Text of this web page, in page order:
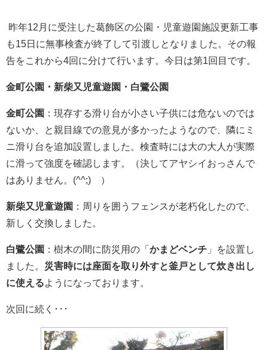
昨年12月に受注した葛飾区の公園・児童遊園施設更新工事
も15日に無事検査が終了して引渡しとなりました。その報
告をこれから4回に分けて行います。今日は第1回目です。
金町公園・新柴又児童遊園・白鷺公園
金町公園 ：現存する滑り台が小さい子供には危ないのでは
ないか、と親目線での意見が多かったようなので、隣にミ
ニ滑り台を追加設置しました。検査時には大の大人が実際
に滑って強度を確認します。（決してアヤシイおっさんで
はありません。(^^;) ）
新柴又児童遊園 ：周りを囲うフェンスが老朽化したので、
新しく交換しました。
白鷺公園 ：樹木の間に防災用の「 かまどベンチ 」を設置し
ました。 災害時には座面を取り外すと釜戸として炊き出し
に使えるようになっております。
次回に続く･･･